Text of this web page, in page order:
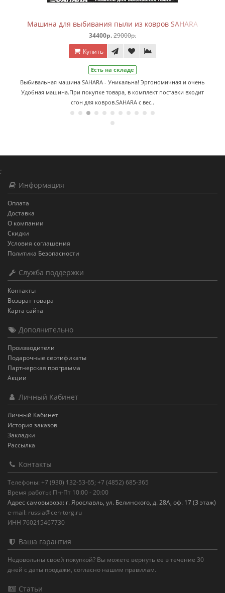
Машина для выбивания пыли из ковров SAHARA
34400р.29000р.
Купить
Есть на складе
Выбивальная машина SAHARA - Уникальна! Эргономичная и очень
Удобная машина.При покупке товара, в комплект поставки входит
сгон для ковров.SAHARA с вес..
;
Информация
Оплата
Доставка
О компании
Скидки
Условия соглашения
Политика Безопасности
Служба поддержки
Контакты
Возврат товара
Карта сайта
Дополнительно
Производители
Подарочные сертификаты
Партнерская программа
Акции
Личный Кабинет
Личный Кабинет
История заказов
Закладки
Рассылка
Контакты
Телефоны: +7 (930) 132-53-65; +7 (4852) 685-365
Время работы: Пн-Пт 10:00 - 20:00
Адрес самовывоза: г. Ярославль, ул. Белинского, д. 28А, оф. 17 (3 этаж)
e-mail: russia@ceh-torg.ru
ИНН 760215467730
Ваша гарантия
Недовольны своей покупкой? Вы можете вернуть ее в течение 30
дней с даты продажи, согласно нашим правилам.
Статьи